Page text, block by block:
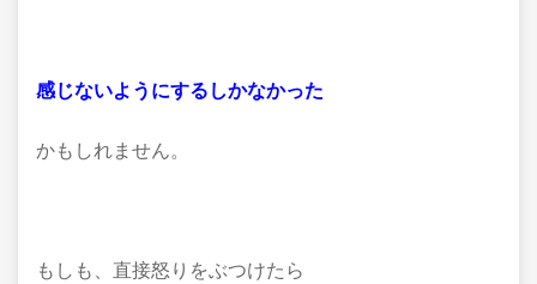
感じないようにするしかなかった
かもしれません。
もしも、直接怒りをぶつけたら